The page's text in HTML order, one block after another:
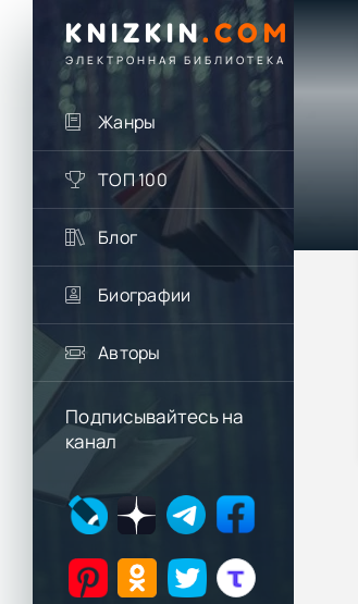
KNIZKIN. COM
ЭЛЕКТРОННАЯ БИБЛИОТЕКА
Жанры
ТОП 100
Блог
Биографии
Авторы
Подписывайтесь на
канал